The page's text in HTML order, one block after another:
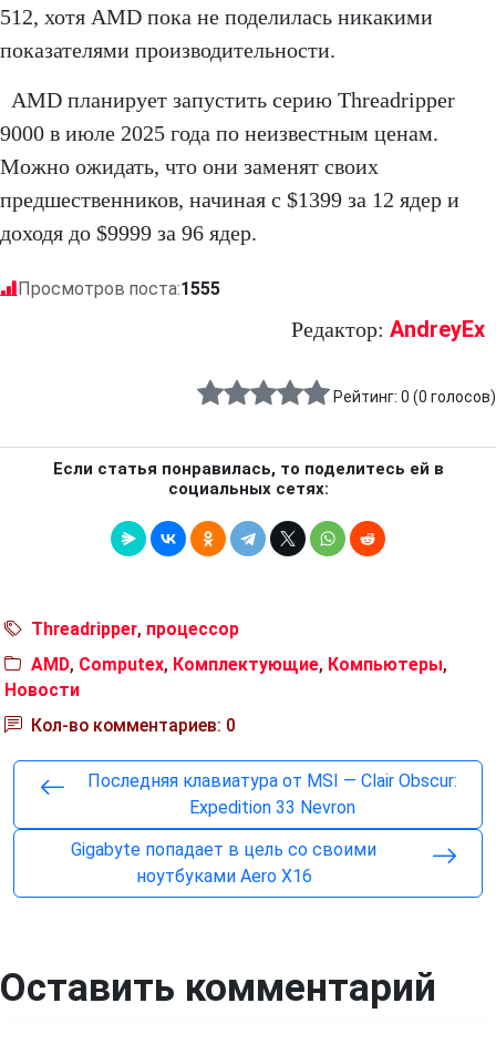
512, хотя AMD пока не поделилась никакими
показателями производительности.
AMD планирует запустить серию Threadripper
9000 в июле 2025 года по неизвестным ценам.
Можно ожидать, что они заменят своих
предшественников, начиная с $1399 за 12 ядер и
доходя до $9999 за 96 ядер.
Просмотров поста:1555
Редактор: AndreyEx
Рейтинг: 0 (0 голосов)
Если статья понравилась, то поделитесь ей в
социальных сетях:
Threadripper, процессор
AMD, Computex, Комплектующие, Компьютеры,
Новости
Кол-во комментариев: 0
Последняя клавиатура от MSI — Clair Obscur:
Expedition 33 Nevron
Gigabyte попадает в цель со своими
ноутбуками Aero X16
Оставить комментарий